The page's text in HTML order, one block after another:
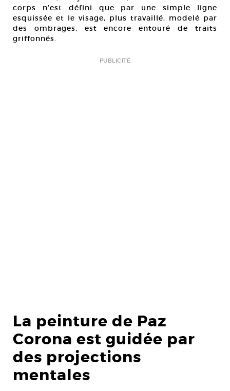
corps n’est défini que par une simple ligne
esquissée et le visage, plus travaillé, modelé par
des ombrages, est encore entouré de traits
griffonnés.
PUBLICITÉ
La peinture de Paz
Corona est guidée par
des projections
mentales